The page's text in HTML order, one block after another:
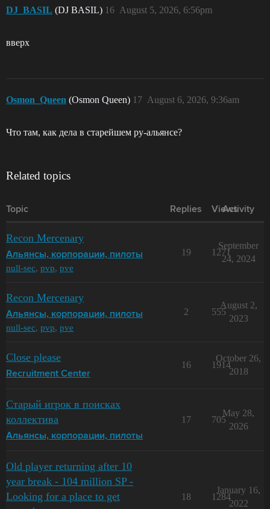
DJ_BASIL (DJ BASIL) August 5, 2026, 6:56pm
16
вверх
Osmon_Queen (Osmon Queen) August 6, 2026, 9:36am
17
Что там, как дела в старейшем ру-альянсе?
Related topics
Topic Replies Views
Activity
Recon Mercenary
Альянсы, корпорации, пилоты
null-sec, pvp, pve
19 1271
September
24, 2024
Recon Mercenary
Альянсы, корпорации, пилоты
null-sec, pvp, pve
2 555
August 2,
2023
Close please
Recruitment Center
16 1914
October 26,
2018
Старый игрок в поисках
коллектива
Альянсы, корпорации, пилоты
17 705
May 28,
2026
Old player returning after 10
year break - 104 million SP -
Looking for a place to get
18 1284
January 16,
2022